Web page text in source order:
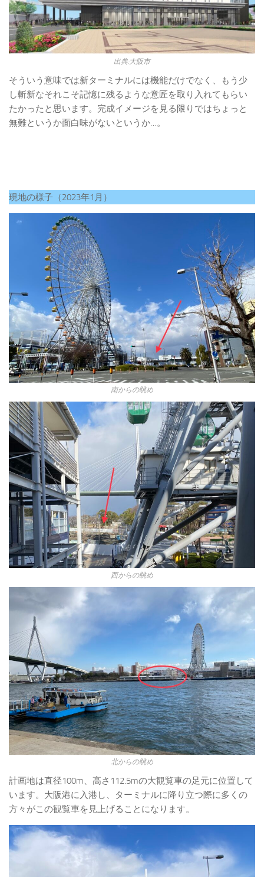
出典:大阪市
そういう意味では新ターミナルには機能だけでなく、もう少
し斬新なそれこそ記憶に残るような意匠を取り入れてもらい
たかったと思います。完成イメージを見る限りではちょっと
無難というか面白味がないというか…。
現地の様子（2023年1月）
南からの眺め
西からの眺め
北からの眺め
計画地は直径100m、高さ112.5mの大観覧車の足元に位置して
います。大阪港に入港し、ターミナルに降り立つ際に多くの
方々がこの観覧車を見上げることになります。